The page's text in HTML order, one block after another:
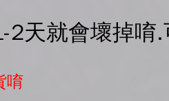
2天就會壞掉唷
唷